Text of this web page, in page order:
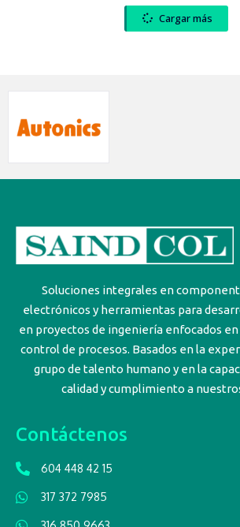
Cargar más
Soluciones integrales en
electrónicos y herramientas para
en proyectos de ingeniería enfocados
control de procesos. Basados en la
grupo de talento humano y en la
calidad y cumplimiento a
Contáctenos
604 448 42 15
317 372 7985